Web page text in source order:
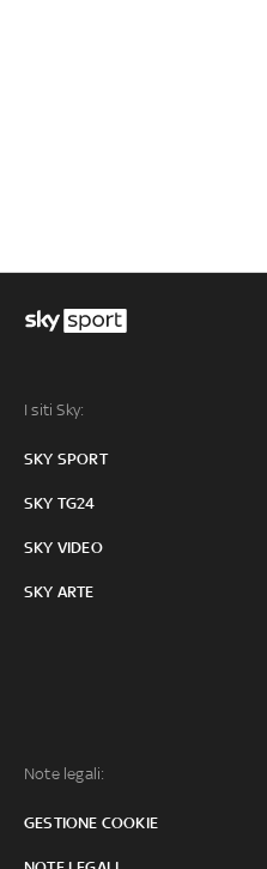
I siti Sky:
SKY SPORT
SKY TG24
SKY VIDEO
SKY ARTE
Note legali:
GESTIONE COOKIE